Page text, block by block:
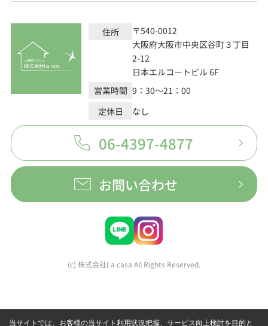
住所
〒540-0012
大阪府大阪市中央区谷町３丁目
2-12
日本エルコートビル 6F
営業時間 9：30～21：00
定休日
なし
06-4397-4877
お問い合わせ
(c) 株式会社La casa All Rights Reserved.
当サイトでは、お客様の当サイト利用状況把握、サービス向上検討を目的と